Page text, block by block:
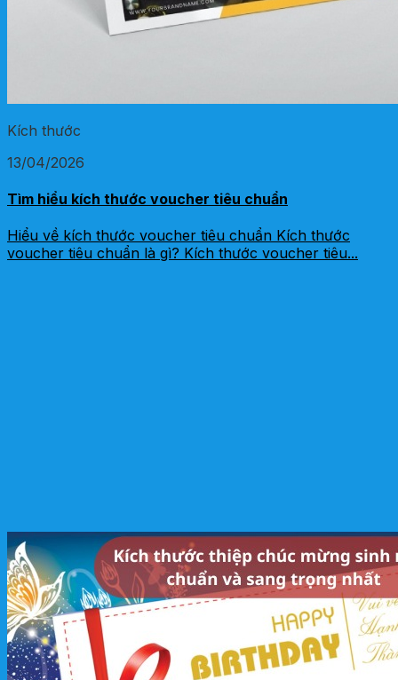
Kích thước
13/04/2026
Tìm hiểu kích thước voucher tiêu chuẩn
Hiểu về kích thước voucher tiêu chuẩn Kích thước
voucher tiêu chuẩn là gì? Kích thước voucher tiêu...